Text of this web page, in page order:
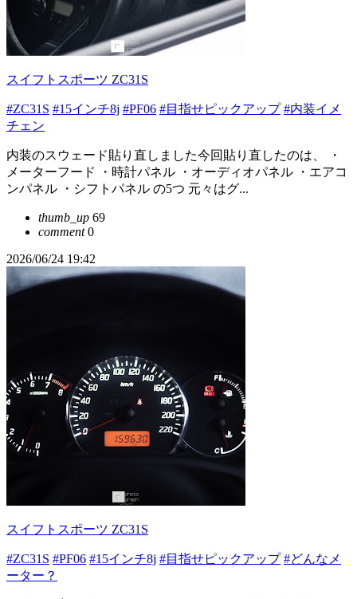
スイフトスポーツ ZC31S
#ZC31S #15インチ8j #PF06 #目指せピックアップ #内装イメ
チェン
内装のスウェード貼り直しました今回貼り直したのは、 ・
メーターフード ・時計パネル ・オーディオパネル ・エアコ
ンパネル ・シフトパネル の5つ 元々はグ...
thumb_up 69
comment0
2026/06/24 19:42
スイフトスポーツ ZC31S
#ZC31S #PF06 #15インチ8j #目指せピックアップ #どんなメ
ーター？